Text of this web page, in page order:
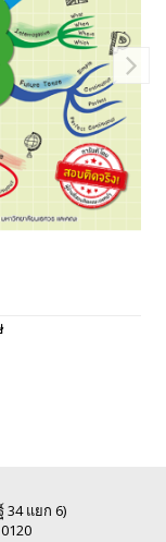
แยก 6)